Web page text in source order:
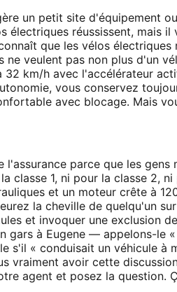
un petit site d'équipement
électriques réussissent, mais
que les vélos
ne veulent pas non plus d'un
32 km/h avec l'accélérateur
vous conservez
avec blocage. Mais
parce que les
classe 1, ni pour la classe 2,
et un moteur crête à
la cheville de quelqu'un
et invoquer une exclusion
gars à Eugene — appelons-
s'il « conduisait un véhicule à
vraiment avoir cette
agent et posez la question.